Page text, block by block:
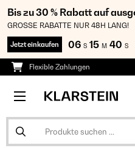
Bis zu 30 % Rabatt auf
GROSSE RABATTE NUR 48H LANG!
Jetzt einkaufen 06 S 15 M 39 S
Flexible Zahlungen